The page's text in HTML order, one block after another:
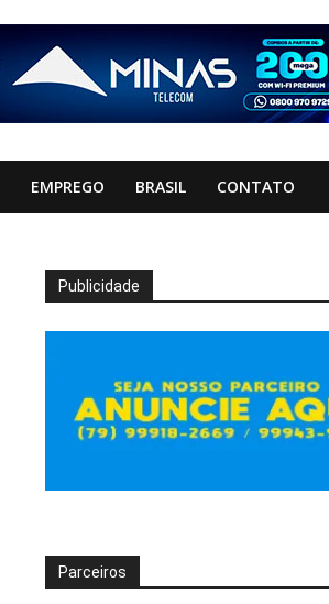
EMPREGO BRASIL CONTATO
Publicidade
Parceiros